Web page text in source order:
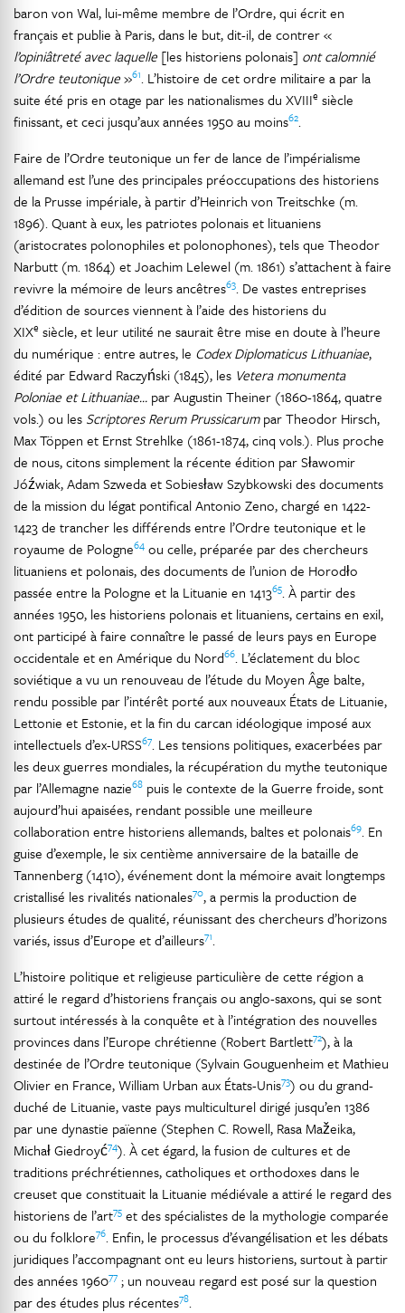
baron von Wal, lui-même membre de l’Ordre, qui écrit en
français et publie à Paris, dans le but, dit-il, de contrer «
l’opiniâtreté avec laquelle [les historiens polonais] ont calomnié
l’Ordre teutonique»61. L’histoire de cet ordre militaire a par la
suite été pris en otage par les nationalismes du XVIIIe siècle
finissant, et ceci jusqu’aux années 1950 au moins62.
Faire de l’Ordre teutonique un fer de lance de l’impérialisme
allemand est l’une des principales préoccupations des historiens
de la Prusse impériale, à partir d’Heinrich von Treitschke (m.
1896). Quant à eux, les patriotes polonais et lituaniens
(aristocrates polonophiles et polonophones), tels que Theodor
Narbutt (m. 1864) et Joachim Lelewel (m. 1861) s’attachent à faire
revivre la mémoire de leurs ancêtres63. De vastes entreprises
d’édition de sources viennent à l’aide des historiens du
XIXe siècle, et leur utilité ne saurait être mise en doute à l’heure
du numérique : entre autres, le Codex Diplomaticus Lithuaniae,
édité par Edward Raczyński (1845), les Vetera monumenta
Poloniae et Lithuaniae… par Augustin Theiner (1860-1864, quatre
vols.) ou les Scriptores Rerum Prussicarumpar Theodor Hirsch,
Max Töppen et Ernst Strehlke (1861-1874, cinq vols.). Plus proche
de nous, citons simplement la récente édition par Sławomir
Jóźwiak, Adam Szweda et Sobiesław Szybkowski des documents
de la mission du légat pontifical Antonio Zeno, chargé en 1422-
1423 de trancher les différends entre l’Ordre teutonique et le
royaume de Pologne64 ou celle, préparée par des chercheurs
lituaniens et polonais, des documents de l’union de Horodło
passée entre la Pologne et la Lituanie en 141365. À partir des
années 1950, les historiens polonais et lituaniens, certains en exil,
ont participé à faire connaître le passé de leurs pays en Europe
occidentale et en Amérique du Nord66. L’éclatement du bloc
soviétique a vu un renouveau de l’étude du Moyen Âge balte,
rendu possible par l’intérêt porté aux nouveaux États de Lituanie,
Lettonie et Estonie, et la fin du carcan idéologique imposé aux
intellectuels d’ex-URSS67. Les tensions politiques, exacerbées par
les deux guerres mondiales, la récupération du mythe teutonique
par l’Allemagne nazie68 puis le contexte de la Guerre froide, sont
aujourd’hui apaisées, rendant possible une meilleure
collaboration entre historiens allemands, baltes et polonais69. En
guise d’exemple, le six centième anniversaire de la bataille de
Tannenberg (1410), événement dont la mémoire avait longtemps
cristallisé les rivalités nationales70, a permis la production de
plusieurs études de qualité, réunissant des chercheurs d’horizons
variés, issus d’Europe et d’ailleurs71.
L’histoire politique et religieuse particulière de cette région a
attiré le regard d’historiens français ou anglo-saxons, qui se sont
surtout intéressés à la conquête et à l’intégration des nouvelles
provinces dans l’Europe chrétienne (Robert Bartlett72), à la
destinée de l’Ordre teutonique (Sylvain Gouguenheim et Mathieu
Olivier en France, William Urban aux États-Unis73) ou du grand-
duché de Lituanie, vaste pays multiculturel dirigé jusqu’en 1386
par une dynastie païenne (Stephen C. Rowell, Rasa Mažeika,
Michał Giedroyć74). À cet égard, la fusion de cultures et de
traditions préchrétiennes, catholiques et orthodoxes dans le
creuset que constituait la Lituanie médiévale a attiré le regard des
historiens de l’art75 et des spécialistes de la mythologie comparée
ou du folklore76. Enfin, le processus d’évangélisation et les débats
juridiques l’accompagnant ont eu leurs historiens, surtout à partir
des années 196077 ; un nouveau regard est posé sur la question
par des études plus récentes78.